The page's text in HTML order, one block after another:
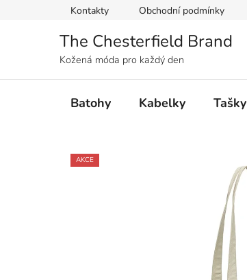
Kontakty Obchodní podmínky
The Chesterfield Brand
Kožená móda pro každý den
Batohy Kabelky Tašky
AKCE